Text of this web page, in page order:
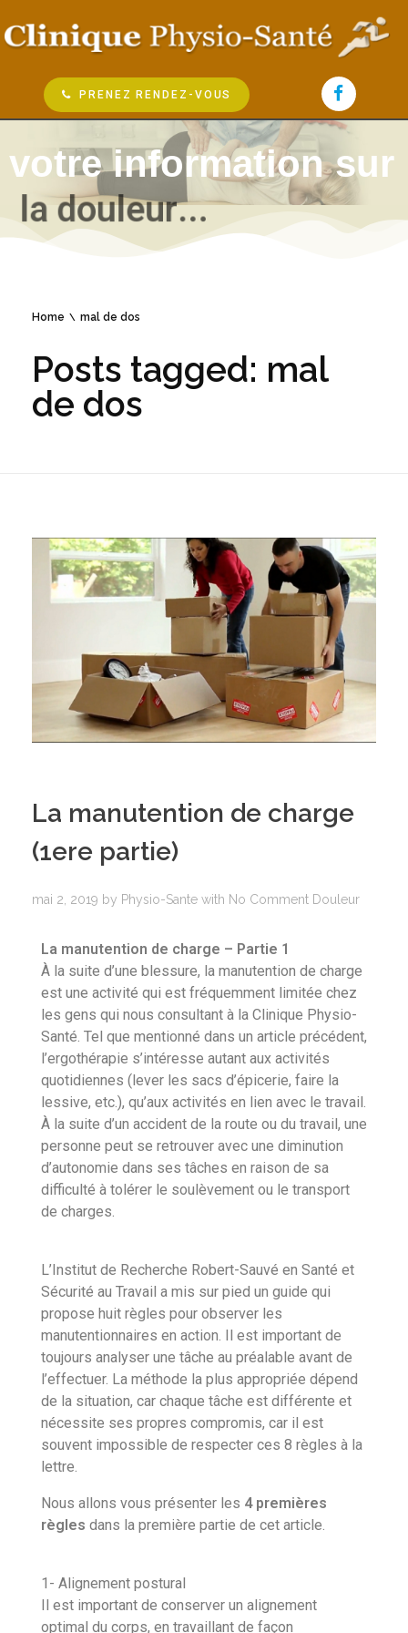
PRENEZ RENDEZ-VOUS
votre information sur
a douleur...
Home mal de dos
Posts tagged: mal
de dos
La manutention de charge
(1ere partie)
mai 2, 2019 by Physio-Sante with No Comment Douleur
La manutention de charge – Partie 1
À la suite d’une blessure, la manutention de charge
est une activité qui est fréquemment limitée chez
les gens qui nous consultant à la Clinique Physio-
Santé. Tel que mentionné dans un article précédent,
l’ergothérapie s’intéresse autant aux activités
quotidiennes (lever les sacs d’épicerie, faire la
lessive, etc.), qu’aux activités en lien avec le travail.
À la suite d’un accident de la route ou du travail, une
personne peut se retrouver avec une diminution
d’autonomie dans ses tâches en raison de sa
difficulté à tolérer le soulèvement ou le transport
de charges.
L’Institut de Recherche Robert-Sauvé en Santé et
Sécurité au Travail a mis sur pied un guide qui
propose huit règles pour observer les
manutentionnaires en action. Il est important de
toujours analyser une tâche au préalable avant de
l’effectuer. La méthode la plus appropriée dépend
de la situation, car chaque tâche est différente et
nécessite ses propres compromis, car il est
souvent impossible de respecter ces 8 règles à la
lettre.
Nous allons vous présenter les 4 premières
règles dans la première partie de cet article.
1- Alignement postural
Il est important de conserver un alignement
optimal du corps, en travaillant de façon